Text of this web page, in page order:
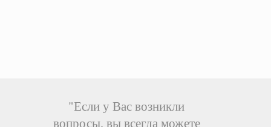
"Если у Вас возникли
вопросы, вы всегда можете